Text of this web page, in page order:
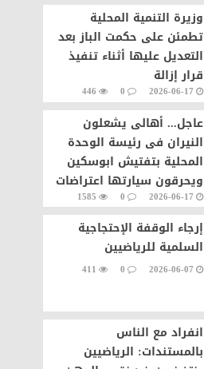
وزيرة التنمية المحلية
تطمئن على حكمت الباز بعد
التعديل عليها أثناء تنفيذ
قرار إزالة
2026-06-17
0
446
عاجل... أهالى يشعلون
النيران فى رئيسة الوحدة
المحلية بتفتيش ابوسكين
ويحرقون سيارتها اعتراضات
على تنفيذ قرار إزالة..
2026-06-17
0
1585
إرجاء الوقفة الإحتجاجية
السلمية للرياضيين
2026-06-07
0
411
انفراد مع الناس
بالمستندات: الرياضيين